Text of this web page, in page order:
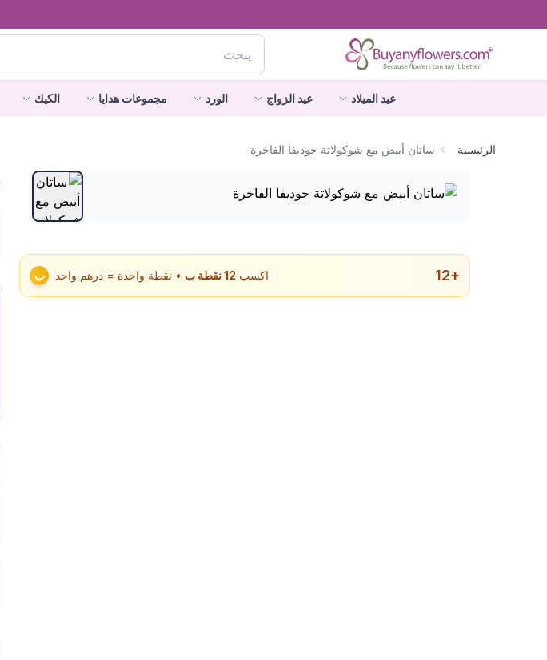
عيد الميلاد عيد الزواج الورد مجموعات هدايا الكيك
الرئيسية ساتان أبيض مع شوكولاتة جوديفا الفاخرة
+
12 اكسب 12نقطة ب • نقطة واحدة = درهم واحد ب